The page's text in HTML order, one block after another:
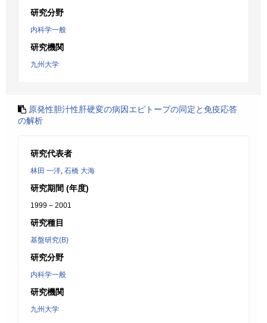
研究分野
内科学一般
研究機関
九州大学
原発性胆汁性肝硬変の病因エピトープの同定と免疫応答
の解析
研究代表者
林田 一洋, 石橋 大海
研究期間 (年度)
1999 – 2001
研究種目
基盤研究(B)
研究分野
内科学一般
研究機関
九州大学